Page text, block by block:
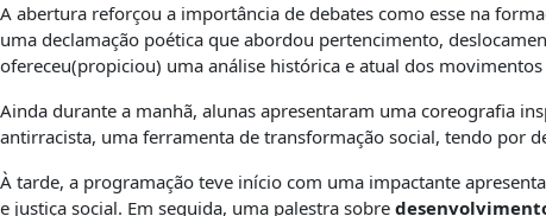
A abertura reforçou a importância de debates como esse na
uma declamação poética que abordou pertencimento,
ofereceu(propiciou) uma análise histórica e atual dos
Ainda durante a manhã, alunas apresentaram uma coreografia
antirracista, uma ferramenta de transformação social, tendo por
À tarde, a programação teve início com uma impactante
e justiça social. Em seguida, uma palestra sobre